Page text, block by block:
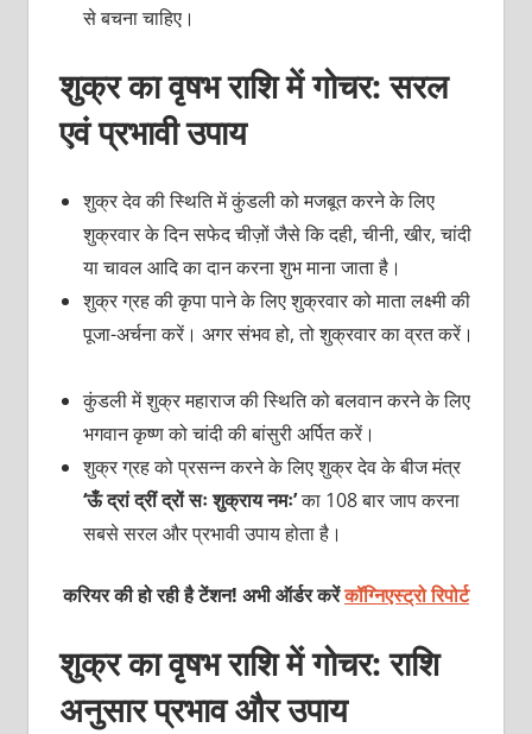
से बचना चाहिए।
शुक्र का वृषभ राशि में गोचर: सरल
एवं प्रभावी उपाय
शुक्र देव की स्थिति में कुंडली को मजबूत करने के लिए
शुक्रवार के दिन सफेद चीज़ों जैसे कि दही, चीनी, खीर, चांदी
या चावल आदि का दान करना शुभ माना जाता है।
शुक्र ग्रह की कृपा पाने के लिए शुक्रवार को माता लक्ष्मी की
पूजा-अर्चना करें। अगर संभव हो, तो शुक्रवार का व्रत करें।
कुंडली में शुक्र महाराज की स्थिति को बलवान करने के लिए
भगवान कृष्ण को चांदी की बांसुरी अर्पित करें।
शुक्र ग्रह को प्रसन्न करने के लिए शुक्र देव के बीज मंत्र
‘ऊँ द्रां द्रीं द्रों सः शुक्राय नमः’का 108 बार जाप करना
सबसे सरल और प्रभावी उपाय होता है।
करियर की हो रही है टेंशन! अभी ऑर्डर करेंकॉग्निएस्ट्रो रिपोर्ट
शुक्र का वृषभ राशि में गोचर: राशि
अनुसार प्रभाव और उपाय